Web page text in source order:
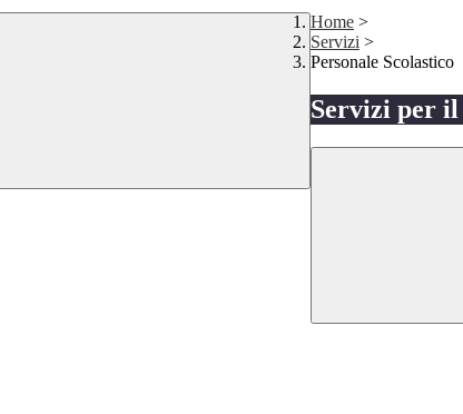
Home >
Servizi >
Personale Scolastico
Servizi per il